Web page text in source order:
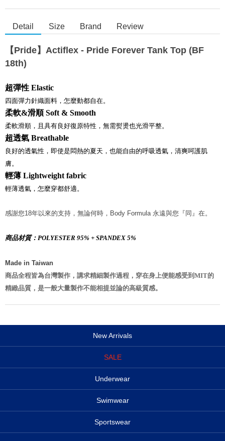
Detail Size Brand Review
【Pride】Actiflex - Pride Forever Tank Top (BF
18th)
超彈性 Elastic
四面彈力針織面料，怎麼動都自在。
柔軟&滑順Soft & Smooth
柔軟滑順，且具有良好復原特性，無需熨燙也光滑平整。
超透氣 Breathable
良好的透氣性，即使是悶熱的夏天，也能自由的呼吸透氣，清爽呵護肌
膚。
輕薄 Lightweight fabric
輕薄透氣，怎麼穿都舒適。
感謝您18年以來的支持，無論何時， Body Formula 永遠與您『同』在。
商品材質：POLYESTER 95% + SPANDEX 5%
Made in Taiwan
商品全程皆為台灣製作，講求精細製作過程，穿在身上便能感受到MIT的
精緻品質，是一般大量製作不能相提並論的高級質感。
New Arrivals
SALE
Underwear
Swimwear
Sportswear